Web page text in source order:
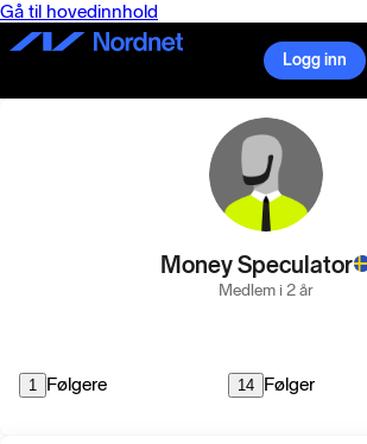
Gå til hovedinnhold
Logg inn
Money Speculator
Medlem i 2 år
1 Følgere 14 Følger